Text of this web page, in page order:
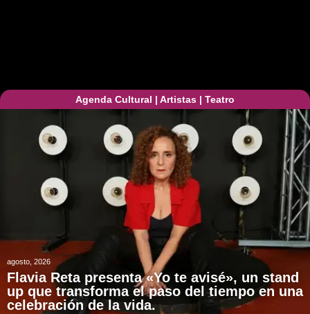
Agenda Cultural | Artistas | Teatro
agosto, 2026
Flavia Reta presenta «Yo te avisé», un stand
up que transforma el paso del tiempo en una
celebración de la vida.